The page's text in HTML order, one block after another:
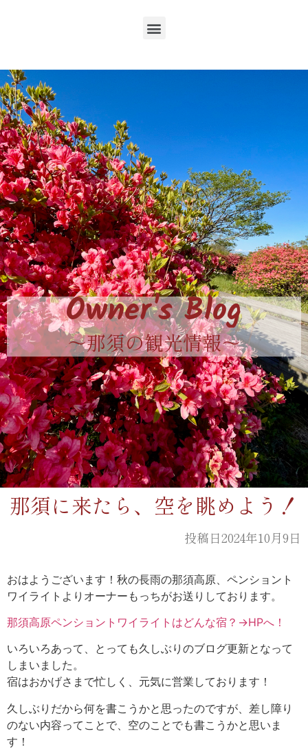
Owner's Blog
〜那須の観光情報〜
那須に来たら、空を眺めよう！
投稿日2024年10月9日
おはようございます！秋の長雨の那須高原、ペンショント
ワイライトよりオーナーもっちがお送りしております。
那須高原ペンショントワイライトはどんな宿？→HPへ！
いろいろあって、とっても久しぶりのブログ更新となって
しまいました。
宿はおかげさまで忙しく、元気に営業しております！
久しぶりだから何を書こうかと思ったのですが、差し障り
のない内容ってことで、空のことでも書こうかと思いま
す！